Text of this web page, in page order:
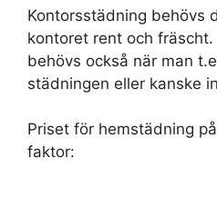
Kontorsstädning behövs
kontoret rent och
behövs också när man
städningen eller kanske
Priset för hemstädning
faktor: